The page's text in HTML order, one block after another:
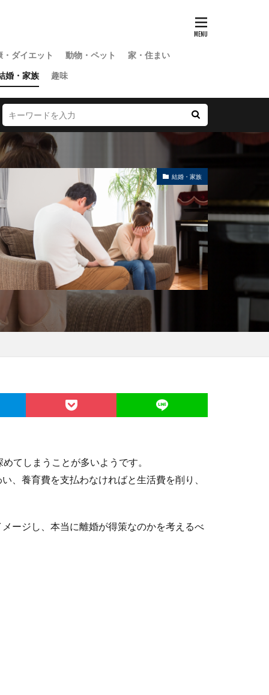
・ダイエット 動物・ペット
家・住まい
婚・家族 趣味
結婚・家族
てしまうことが多いようです。
、養育費を支払わなければと生活費を削り、
ージし、本当に離婚が得策なのかを考えるべ